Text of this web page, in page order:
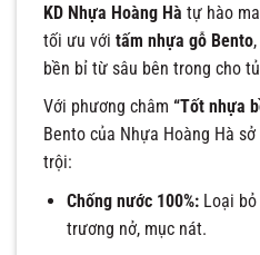
KD Nhựa Hoàng Hà tự hào
tối ưu với tấm nhựa gỗ Bento
bền bỉ từ sâu bên trong cho
Với phương châm “Tốt nhựa
Bento của Nhựa Hoàng Hà
trội:
Chống nước 100%:Loại bỏ
trương nở, mục nát.